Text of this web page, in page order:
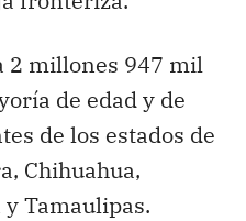
2 millones 947 mil
de edad y de
de los estados de
Chihuahua,
Tamaulipas.